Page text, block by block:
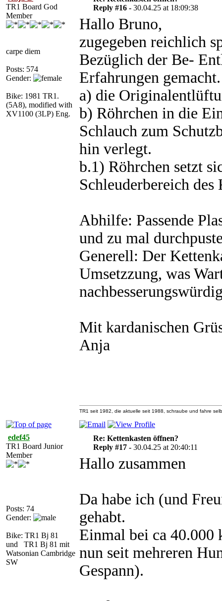
TR1 Board God
Member
carpe diem
Posts: 574
Gender:
Bike: 1981 TR1.
(5A8), modified with
XV1100 (3LP) Eng.
Reply #16 - 30.04.25 at 18:09:38
Hallo Bruno,
zugegeben reichlich
Bezüglich der Be-
Erfahrungen gemacht.
a) die
b) Röhrchen in die
Schlauch zum
hin verlegt.
b.1) Röhrchen setzt
Schleuderbereich des
Abhilfe: Passende
und zu mal
Generell: Der
Umsetzzung, was
Mit kardanischen
Anja
TR1 seit 1982, die aktuelle seit 1988, schraube und fahre
edef45
TR1 Board Junior
Member
Posts: 74
Gender:
Bike: TR1 Bj 81
und TR1 Bj 81 mit
Watsonian Cambridge
SW
Re: Kettenkasten öffnen?
Reply #17 - 30.04.25 at 20:40:11
Hallo zusammen
Da habe ich (und
gehabt.
Einmal bei ca 40.000
nun seit mehreren
Gespann).